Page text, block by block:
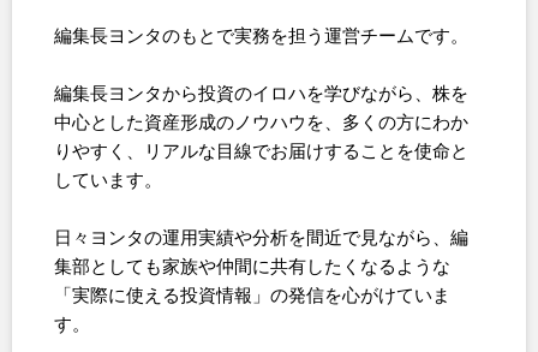
編集長ヨンタのもとで実務を担う運営チームです。
編集長ヨンタから投資のイロハを学びながら、株を
中心とした資産形成のノウハウを、多くの方にわか
りやすく、リアルな目線でお届けすることを使命と
しています。
日々ヨンタの運用実績や分析を間近で見ながら、編
集部としても家族や仲間に共有したくなるような
「実際に使える投資情報」の発信を心がけていま
す。